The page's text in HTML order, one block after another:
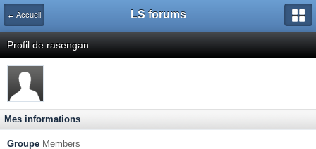
← Accueil LS forums
Profil de rasengan
Mes informations
Groupe Members